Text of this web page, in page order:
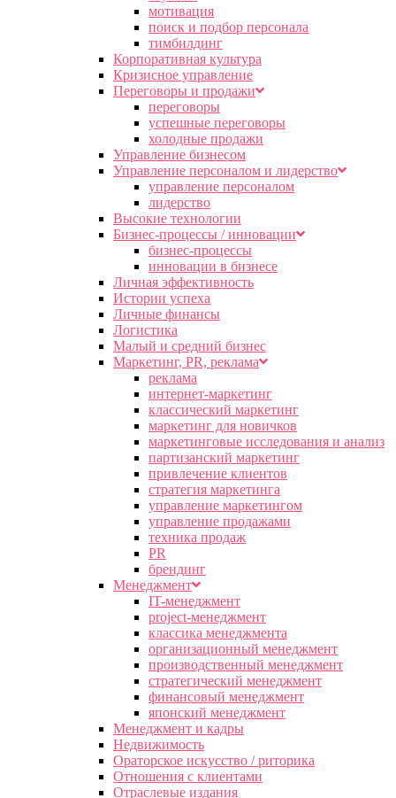
мотивация
поиск и подбор персонала
тимбилдинг
Корпоративная культура
Кризисное управление
Переговоры и продажи
переговоры
успешные переговоры
холодные продажи
Управление бизнесом
Управление персоналом и лидерство
управление персоналом
лидерство
Высокие технологии
Бизнес-процессы / инновации
бизнес-процессы
инновации в бизнесе
Личная эффективность
Истории успеха
Личные финансы
Логистика
Малый и средний бизнес
Маркетинг, PR, реклама
реклама
интернет-маркетинг
классический маркетинг
маркетинг для новичков
маркетинговые исследования и анализ
партизанский маркетинг
привлечение клиентов
стратегия маркетинга
управление маркетингом
управление продажами
техника продаж
PR
брендинг
Менеджмент
IT-менеджмент
project-менеджмент
классика менеджмента
организационный менеджмент
производственный менеджмент
стратегический менеджмент
финансовый менеджмент
японский менеджмент
Менеджмент и кадры
Недвижимость
Ораторское искусство / риторика
Отношения с клиентами
Отраслевые издания